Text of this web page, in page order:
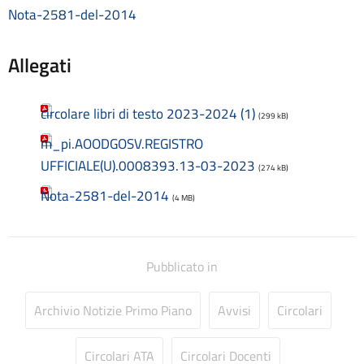
Consulenti e collaboratori
Contrattazione integrativa
Corsi
Dirigente Scolastico
Dirigenza
Docenti
Dotazione organica
Incarichi amministrativi di vertice
Incarichi conferiti e autorizzati ai dipendenti
Nota-2581-del-2014
Allegati
circolare libri di testo 2023-2024 (1) (299 kB)
m_pi.AOODGOSV.REGISTRO
UFFICIALE(U).0008393.13-03-2023 (274 kB)
Nota-2581-del-2014 (4 MB)
Pubblicato in
Archivio Notizie Primo Piano Avvisi Circolari
Circolari ATA Circolari Docenti